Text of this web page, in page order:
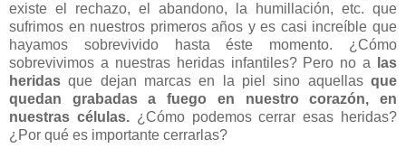
existe el rechazo, el abandono, la humillación, etc. que
sufrimos en nuestros primeros años y es casi increíble que
hayamos sobrevivido hasta éste momento. ¿Cómo
sobrevivimos a nuestras heridas infantiles? Pero no a las
heridas que dejan marcas en la piel sino aquellas que
quedan grabadas a fuego en nuestro corazón, en
nuestras células. ¿Cómo podemos cerrar esas heridas?
¿Por qué es importante cerrarlas?